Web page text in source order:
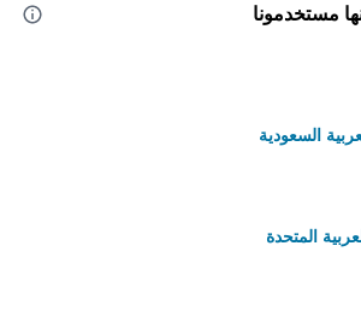
مستخدمونا
السعودية
المتحدة